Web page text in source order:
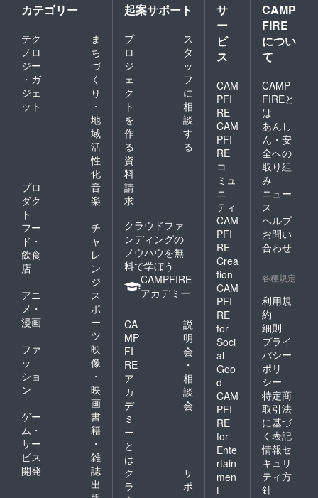
カテゴリー
テク
ノロ
ジー
・ガ
ジェ
ット
ま
ち
づ
く
り
・
地
域
活
性
化
プロ
ダク
ト
音
楽
フー
ド・
飲食
店
チ
ャ
レ
ン
ジ
アニ
メ・
漫画
ス
ポ
ー
ツ
ファ
ッ
ショ
ン
映
像
・
映
画
ゲー
ム・
サー
ビス
開発
書
籍
・
雑
誌
出
起案サポート
プ
ロ
ジ
ェ
ク
ト
を
作
る
ス
タ
ッ
フ
に
相
談
す
る
資
料
請
求
クラウドファ
ンディングの
ノウハウを無
料で学ぼう
CAMPFIRE
アカデミー
CA
MP
FI
RE
ア
カ
デ
ミ
ー
と
は
説
明
会
・
相
談
会
ク
ラ
サ
ポ
サ
ー
ビ
ス
CAM
PFI
RE
CAM
PFI
RE
コ
ミュ
ニ
ティ
CAM
PFI
RE
Crea
tion
CAM
PFI
RE
for
Soci
al
Goo
d
CAM
PFI
RE
for
Ente
rtain
men
t
CAMP
FIRE
につい
て
CAMP
FIREと
は
あんし
ん・安
全への
取り組
み
ニュー
ス
ヘルプ
お問い
合わせ
各種規定
利用規
約
細則
プライ
バシー
ポリ
シー
特定商
取引法
に基づ
く表記
情報セ
キュリ
ティ方
針